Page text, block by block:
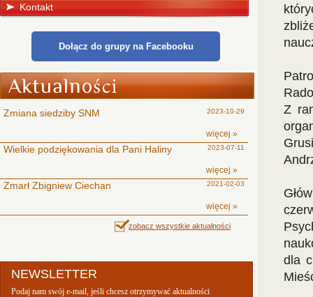
Kontakt
Dołącz do grupy na Facebooku
Zmiana siedziby SNM 2023-10-29
więcej »
Wielkie podziękowania dla Pani Haliny 2023-07-11
więcej »
Zmarł Zbigniew Ciechan 2021-02-03
więcej »
zobacz wszystkie aktualności
NEWSLETTER
Podaj nam swój e-mail, jeśli chcesz otrzymywać aktualności
Z
dla